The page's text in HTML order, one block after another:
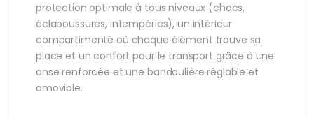
protection optimale à tous niveaux (chocs,
éclaboussures, intempéries), un intérieur
compartimenté où chaque élément trouve sa
place et un confort pour le transport grâce à une
anse renforcée et une bandoulière réglable et
amovible.